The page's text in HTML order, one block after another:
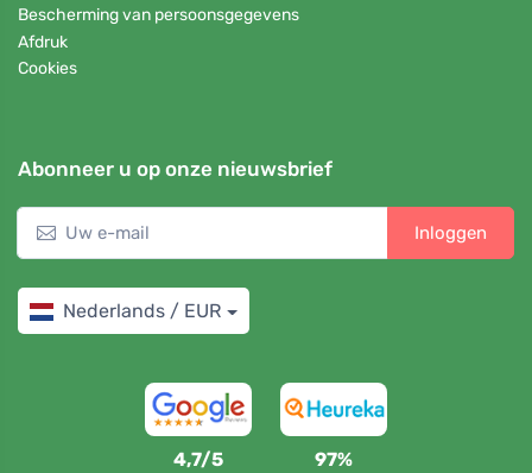
Bescherming van persoonsgegevens
Afdruk
Cookies
Abonneer u op onze nieuwsbrief
Inloggen
Nederlands / EUR
4,7/5 97%